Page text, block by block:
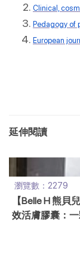
Clinical,
Pedagogy of
European
延伸閱讀
瀏覽數：2279
【Belle H 熊
效活膚膠囊：